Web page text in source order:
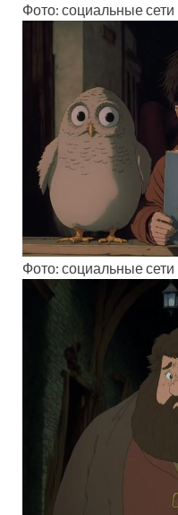
Фото: социальные сети
Фото: социальные сети